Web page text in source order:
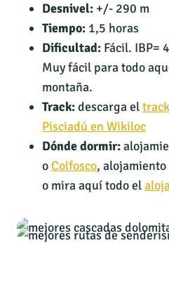
Desnivel: +/- 290 m
Tiempo: 1,5 horas
Dificultad: Fácil. IBP=
Muy fácil para todo
montaña.
Track:descarga el
Pisciadú en Wikiloc
Dónde dormir:
o Colfosco, alojamiento
o mira aquí todo el